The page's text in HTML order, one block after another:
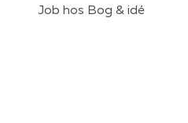
Job hos Bog & idé